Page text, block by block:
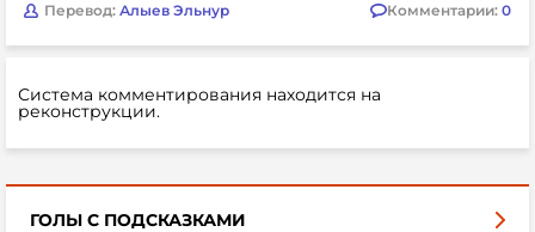
Перевод: Алыев Эльнур Комментарии: 0
Система комментирования находится на
реконструкции.
ГОЛЫ С ПОДСКАЗКАМИ